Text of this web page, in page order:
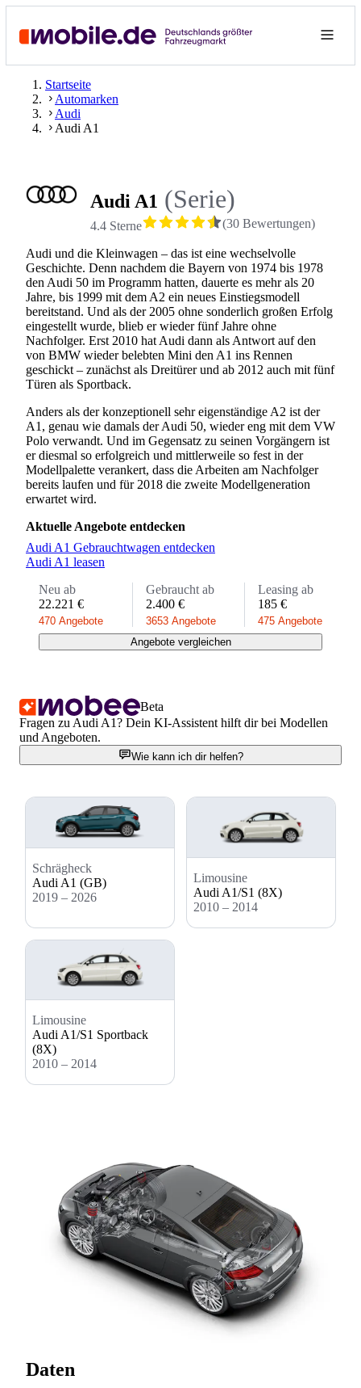
Startseite
Automarken
Audi
Audi A1
Audi A1 (Serie)
4.4 Sterne (30 Bewertungen)
Audi und die Kleinwagen – das ist eine wechselvolle
Geschichte. Denn nachdem die Bayern von 1974 bis 1978
den Audi 50 im Programm hatten, dauerte es mehr als 20
Jahre, bis 1999 mit dem A2 ein neues Einstiegsmodell
bereitstand. Und als der 2005 ohne sonderlich großen Erfolg
eingestellt wurde, blieb er wieder fünf Jahre ohne
Nachfolger. Erst 2010 hat Audi dann als Antwort auf den
von BMW wieder belebten Mini den A1 ins Rennen
geschickt – zunächst als Dreitürer und ab 2012 auch mit fünf
Türen als Sportback.
Anders als der konzeptionell sehr eigenständige A2 ist der
A1, genau wie damals der Audi 50, wieder eng mit dem VW
Polo verwandt. Und im Gegensatz zu seinen Vorgängern ist
er diesmal so erfolgreich und mittlerweile so fest in der
Modellpalette verankert, dass die Arbeiten am Nachfolger
bereits laufen und für 2018 die zweite Modellgeneration
erwartet wird.
Aktuelle Angebote entdecken
Audi A1 Gebrauchtwagen entdecken
Audi A1 leasen
Neu ab
22.221 €
470 Angebote
Gebraucht ab
2.400 €
3653 Angebote
Leasing ab
185 €
475 Angebote
Angebote vergleichen
Beta
Fragen zu Audi A1? Dein KI-Assistent hilft dir bei Modellen
und Angeboten.
Wie kann ich dir helfen?
Schrägheck
Audi A1 (GB)
2019 – 2026
Limousine
Audi A1/S1 (8X)
2010 – 2014
Limousine
Audi A1/S1 Sportback
(8X)
2010 – 2014
Daten